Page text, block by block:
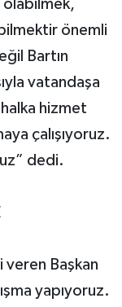
olabilmek,
önemli
Bartın
vatandaşa
hizmet
çalışıyoruz.
dedi.
veren Başkan
yapıyoruz.